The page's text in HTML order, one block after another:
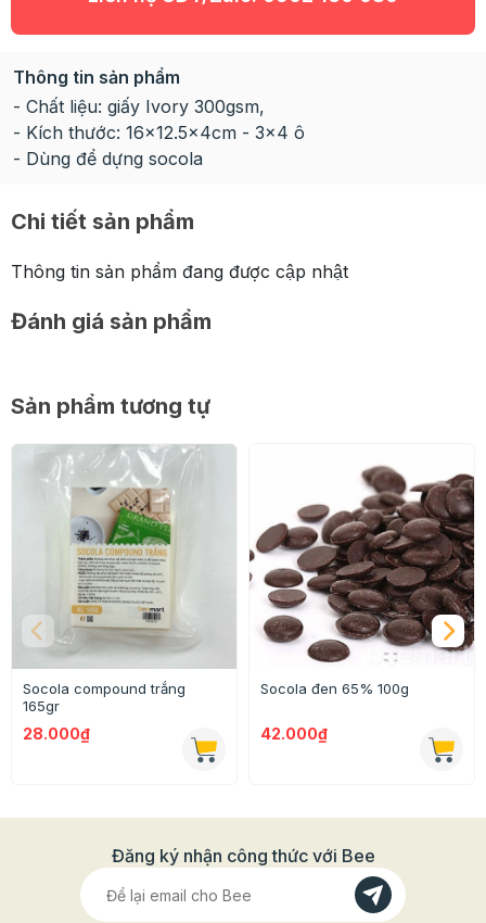
Thông tin sản phẩm
- Chất liệu: giấy Ivory 300gsm,
- Kích thước: 16x12.5x4cm - 3x4 ô
- Dùng để dựng socola
Chi tiết sản phẩm
Thông tin sản phẩm đang được cập nhật
Đánh giá sản phẩm
Sản phẩm tương tự
Socola compound trắng
165gr
28.000₫
Socola đen 65% 100g
42.000₫
Đăng ký nhận công thức với Bee